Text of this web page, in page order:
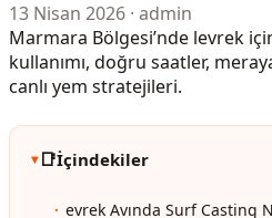
13 Nisan 2026 · admin
Marmara Bölgesi’nde levrek
kullanımı, doğru saatler,
canlı yem stratejileri.
📑İçindekiler
evrek Avında Surf Casting